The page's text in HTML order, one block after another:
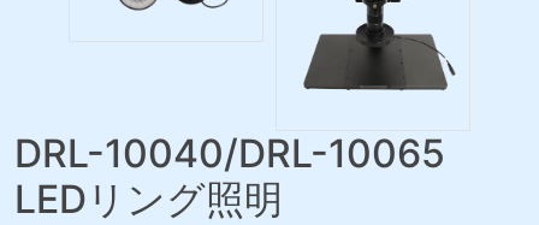
DRL-10040/DRL-10065
LEDリング照明